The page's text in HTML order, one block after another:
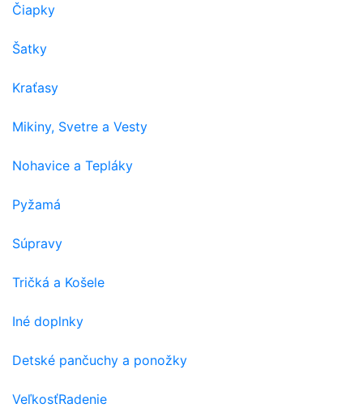
Čiapky
Šatky
Kraťasy
Mikiny, Svetre a Vesty
Nohavice a Tepláky
Pyžamá
Súpravy
Tričká a Košele
Iné doplnky
Detské pančuchy a ponožky
VeľkosťRadenie